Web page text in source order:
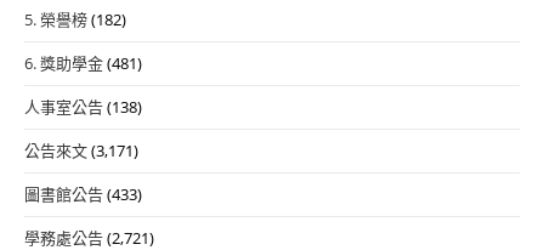
5. 榮譽榜(182)
6. 獎助學金(481)
人事室公告(138)
公告來文(3,171)
圖書館公告(433)
學務處公告(2,721)